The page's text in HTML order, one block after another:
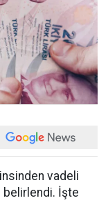
vadeli
belirlendi. İşte